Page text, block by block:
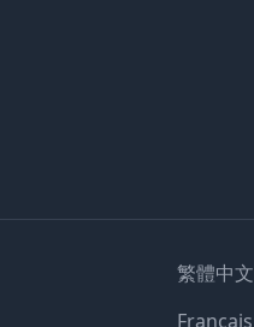
繁體中文
Français